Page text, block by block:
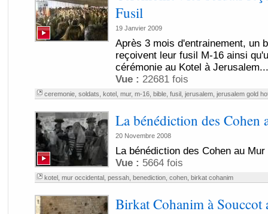
Fusil
19 Janvier 2009
Après 3 mois d'entrainement, un
reçoivent leur fusil M-16 ainsi
cérémonie au Kotel à
Vue : 22681 fois
ceremonie, soldats kotel, mur, m-16, bible, fusil, jerusalem, jerusalem gold
La bénédiction des Cohen
20 Novembre 2008
La bénédiction des Cohen au
Vue : 5664 fois
kotel, mur occidental, pessah, benediction, cohen, birkat cohanim
Birkat Cohanim à Souccot